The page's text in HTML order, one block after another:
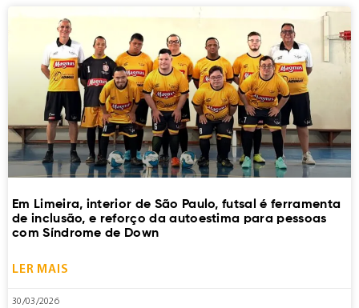
Em Limeira, interior de São Paulo, futsal é ferramenta
de inclusão, e reforço da autoestima para pessoas
com Síndrome de Down
LER MAIS
30/03/2026